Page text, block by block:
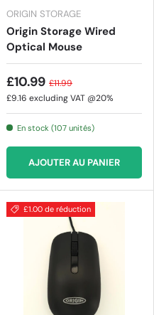
ORIGIN STORAGE
Origin Storage Wired
Optical Mouse
£10.99 £11.99
£9.16 excluding VAT @20%
En stock (107 unités)
AJOUTER AU PANIER
£1.00 de réduction